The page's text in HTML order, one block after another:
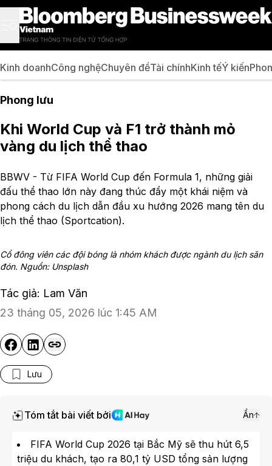
Kinh doanhCông nghệChuyên đềTài chínhKinh tếÝ kiến
Phong lưu
Khi World Cup và F1 trở thành mỏ
vàng du lịch thể thao
BBWV - Từ FIFA World Cup đến Formula 1, những giải
đấu thể thao lớn này đang thúc đẩy một khái niệm và
phong cách du lịch dẫn đầu xu hướng 2026 mang tên du
lịch thể thao (Sportcation).
Cổ đông viên các đội bóng là nhóm khách được ngành du lịch săn
đón. Nguồn: Unsplash
Tác giả: Lam Văn
23 tháng 05, 2026 lúc 1:45 AM
Lưu
Tóm tắt bài viết bởi Ẩn
FIFA World Cup 2026 tại Bắc Mỹ sẽ thu hút 6,5
triệu du khách, tạo ra 80,1 tỷ USD tổng sản lượng